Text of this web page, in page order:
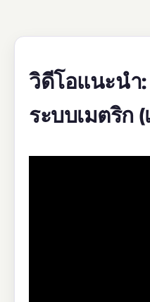
วิดีโอแนะนำ
ระบบเมตริก